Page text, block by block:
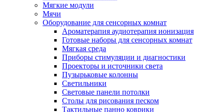
Мягкие модули
Мячи
Оборудование для сенсорных комнат
Ароматерапия аудиотерапия ионизация
Готовые наборы для сенсорных комнат
Мягкая среда
Приборы стимуляции и диагностики
Проекторы и источники света
Пузырьковые колонны
Светильники
Световые панели потолки
Столы для рисования песком
Тактильные панно коврики